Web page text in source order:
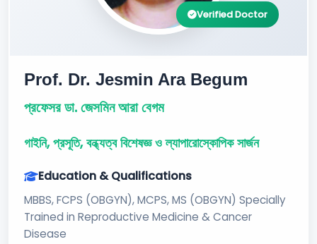
Verified Doctor
Prof. Dr. Jesmin Ara Begum
প্রফেসর ডা. জেসমিন আরা বেগম
গাইনি, প্রসূতি, বন্ধ্যত্ব বিশেষজ্ঞ ও ল্যাপারোস্কোপিক সার্জন
Education & Qualifications
MBBS, FCPS (OBGYN), MCPS, MS (OBGYN) Specially
Trained in Reproductive Medicine & Cancer
Disease